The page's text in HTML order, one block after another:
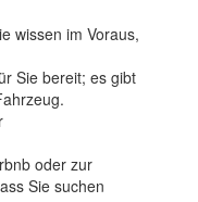
wissen im Voraus,
Sie bereit; es gibt
oder zur
Sie suchen